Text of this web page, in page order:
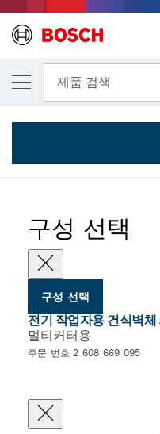
제품 검색
... 전기 작업자용및 건식
구성 선택
구성 선택
전기 작업자용 건식벽체
멀티커터용
주문 번호 2 608 669 095
선택한 변형
전기 작업자용 건식
2 608 669 095